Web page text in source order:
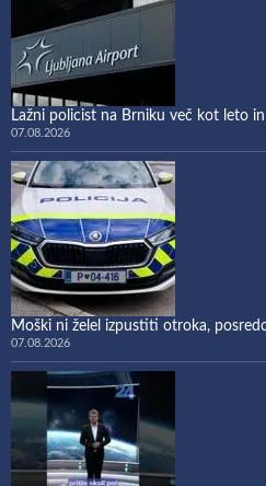
Lažni policist na Brniku več kot leto
07.08.2026
Moški ni želel izpustiti otroka,
07.08.2026